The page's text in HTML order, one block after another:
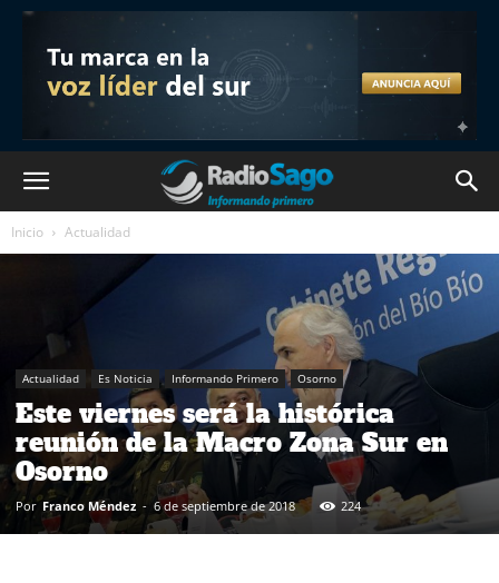
Inicio Actualidad
Actualidad Es Noticia Informando Primero Osorno
Este viernes será la histórica
reunión de la Macro Zona Sur en
Osorno
Por Franco Méndez - 6 de septiembre de 2018 224